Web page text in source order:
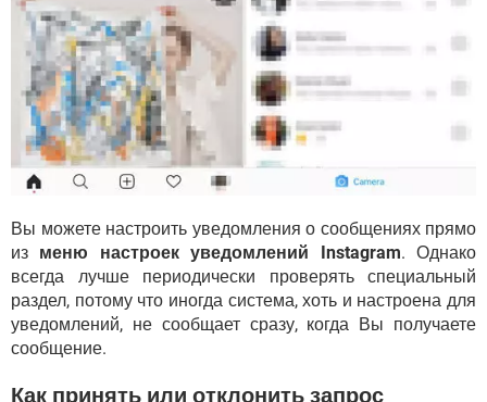
Вы можете настроить уведомления о сообщениях прямо
из меню настроек уведомлений Instagram. Однако
всегда лучше периодически проверять специальный
раздел, потому что иногда система, хоть и настроена для
уведомлений, не сообщает сразу, когда Вы получаете
сообщение.
Как принять или отклонить запрос